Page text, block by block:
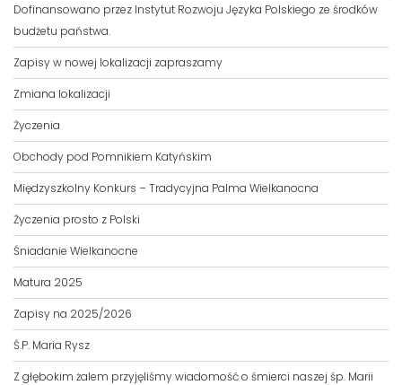
Dofinansowano przez Instytut Rozwoju Języka Polskiego ze środków
budżetu państwa.
Zapisy w nowej lokalizacji zapraszamy
Zmiana lokalizacji
Życzenia
Obchody pod Pomnikiem Katyńskim
Międzyszkolny Konkurs – Tradycyjna Palma Wielkanocna
Życzenia prosto z Polski
Śniadanie Wielkanocne
Matura 2025
Zapisy na 2025/2026
Ś.P. Maria Rysz
Z głębokim żalem przyjęliśmy wiadomość o śmierci naszej śp. Marii